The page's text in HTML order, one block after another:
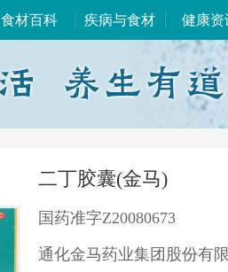
食材百科 疾病与食材 健康资
二丁胶囊(金马)
国药准字Z20080673
通化金马药业集团股份有